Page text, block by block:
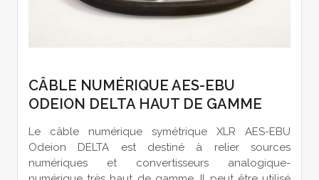
CÂBLE NUMÉRIQUE AES-EBU
ODEION DELTA HAUT DE GAMME
Le câble numérique symétrique XLR AES-EBU
Odeion DELTA est destiné à relier sources
numériques et convertisseurs analogique-